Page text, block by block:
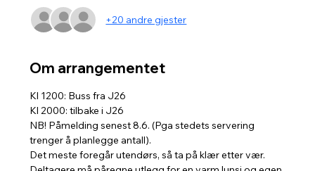
+20 andre gjester
Om arrangementet
Kl 1200: Buss fra J26
Kl 2000: tilbake i J26
NB! Påmelding senest 8.6. (Pga stedets servering
trenger å planlegge antall).
Det meste foregår utendørs, så ta på klær etter vær.